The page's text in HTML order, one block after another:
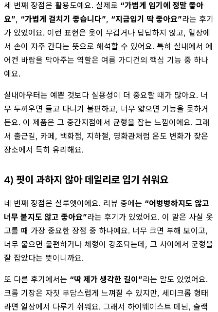
세 번째 장점은 활용도예요. 실제로 “가볍게 입기에 정말 좋아
요”, “가볍게 걸치기 좋습니다”, “지금입기 딱 좋아요”라는 후기
가 있었어요. 이런 표현은 옷이 무겁거나 답답하지 않고, 일상에
서 손이 자주 간다는 뜻으로 해석할 수 있어요. 특히 실내에서 에
어컨 바람을 막아주는 역할은 여름 가디건의 핵심 기능 중 하나
예요.
실내아우터는 예쁜 것보다 실용성이 더 중요할 때가 많아요. 너
무 두꺼우면 들고 다니기 불편하고, 너무 얇으면 기능을 못하거
든요. 이 제품은 그 중간지점에서 균형을 잡는 느낌이에요. 그래
서 출근길, 카페, 백화점, 지하철, 영화관처럼 온도 변화가 잦은
장소에서 특히 유리해요.
4) 핏이 과하지 않아 데일리로 입기 쉬워요
네 번째 장점은 실루엣이에요. 리뷰 중에는 “어벙벙하지도 않고
너무 붙지도 않고 좋아요”라는 후기가 있었어요. 이 말은 사실 옷
고를 때 가장 중요한 장점 중 하나예요. 너무 크면 부해 보이고,
너무 붙으면 불편하거나 체형이 강조되는데, 그 사이에서 균형을
잘 잡았다는 뜻이니까요.
또 다른 후기에서는 “딱 제가 생각한 길이”라는 말도 있었어요.
크롭 기장은 자칫 부담스럽게 느껴질 수 있지만, 세미크롭 형태
라면 일상에서 다루기 쉬워요. 그래서 하이웨이스트 데님, 슬랙